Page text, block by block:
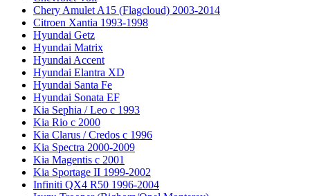
Chery Amulet A15 (Flagcloud) 2003-2014
Citroen Xantia 1993-1998
Hyundai Getz
Hyundai Matrix
Hyundai Accent
Hyundai Elantra XD
Hyundai Santa Fe
Hyundai Sonata EF
Kia Sephia / Leo с 1993
Kia Rio с 2000
Kia Clarus / Credos с 1996
Kia Spectra 2000-2009
Kia Magentis с 2001
Kia Sportage II 1999-2002
Infiniti QX4 R50 1996-2004